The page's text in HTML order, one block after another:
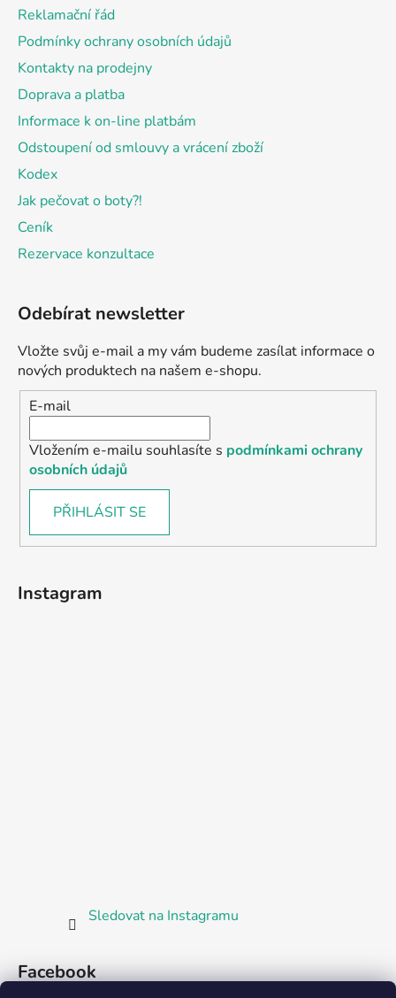
Reklamační řád
Podmínky ochrany osobních údajů
Kontakty na prodejny
Doprava a platba
Informace k on-line platbám
Odstoupení od smlouvy a vrácení zboží
Kodex
Jak pečovat o boty?!
Ceník
Rezervace konzultace
Odebírat newsletter
Vložte svůj e-mail a my vám budeme zasílat informace o
nových produktech na našem e-shopu.
E-mail
Vložením e-mailu souhlasíte s podmínkami ochrany
osobních údajů
PŘIHLÁSIT SE
Instagram
Sledovat na Instagramu
Facebook